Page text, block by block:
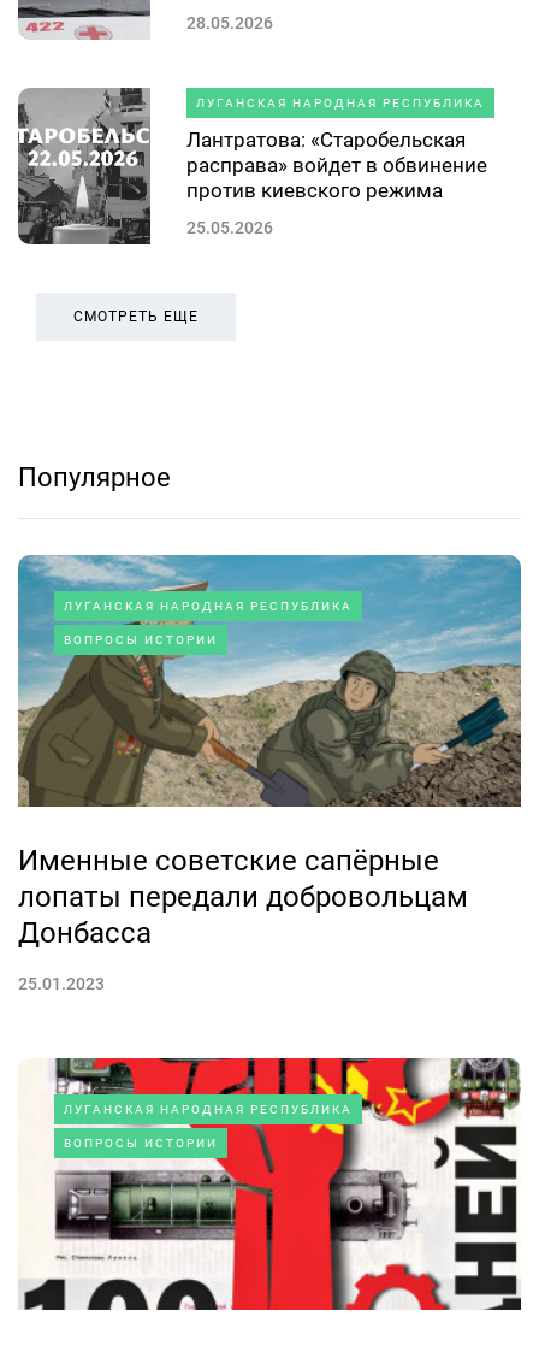
28.05.2026
ЛУГАНСКАЯ НАРОДНАЯ РЕСПУБЛИКА
Лантратова: «Старобельская
расправа» войдет в обвинение
против киевского режима
25.05.2026
СМОТРЕТЬ ЕЩЕ
Популярное
ЛУГАНСКАЯ НАРОДНАЯ РЕСПУБЛИКА
ВОПРОСЫ ИСТОРИИ
Именные советские сапёрные
лопаты передали добровольцам
Донбасса
25.01.2023
ЛУГАНСКАЯ НАРОДНАЯ РЕСПУБЛИКА
ВОПРОСЫ ИСТОРИИ